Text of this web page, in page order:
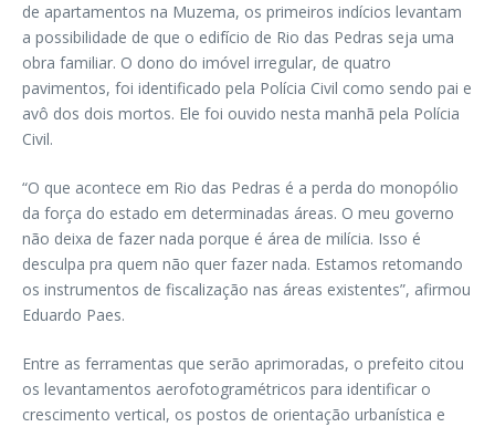
de apartamentos na Muzema, os primeiros indícios levantam
a possibilidade de que o edifício de Rio das Pedras seja uma
obra familiar. O dono do imóvel irregular, de quatro
pavimentos, foi identificado pela Polícia Civil como sendo pai e
avô dos dois mortos. Ele foi ouvido nesta manhã pela Polícia
Civil.
“O que acontece em Rio das Pedras é a perda do monopólio
da força do estado em determinadas áreas. O meu governo
não deixa de fazer nada porque é área de milícia. Isso é
desculpa pra quem não quer fazer nada. Estamos retomando
os instrumentos de fiscalização nas áreas existentes”, afirmou
Eduardo Paes.
Entre as ferramentas que serão aprimoradas, o prefeito citou
os levantamentos aerofotogramétricos para identificar o
crescimento vertical, os postos de orientação urbanística e